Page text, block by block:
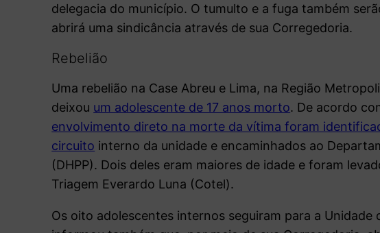
delegacia do município. O tumulto e a fuga também
abrirá uma sindicância através de sua Corregedoria.
Rebelião
Uma rebelião na Case Abreu e Lima, na Região
deixou um adolescente de 17 anos morto. De acordo
envolvimento direto na morte da vítima foram
circuito interno da unidade e encaminhados ao
(DHPP). Dois deles eram maiores de idade e foram
Triagem Everardo Luna (Cotel).
Os oito adolescentes internos seguiram para a Unidade